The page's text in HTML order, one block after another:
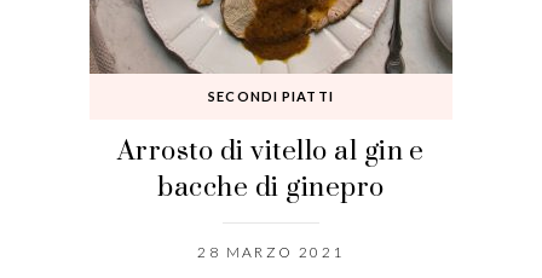
SECONDI PIATTI
Arrosto di vitello al gin e
bacche di ginepro
28 MARZO 2021